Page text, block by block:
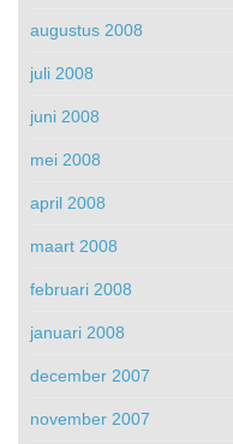
augustus 2008
juli 2008
juni 2008
mei 2008
april 2008
maart 2008
februari 2008
januari 2008
december 2007
november 2007